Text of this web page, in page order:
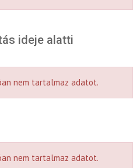
ideje alatti
nem tartalmaz adatot.
nem tartalmaz adatot.